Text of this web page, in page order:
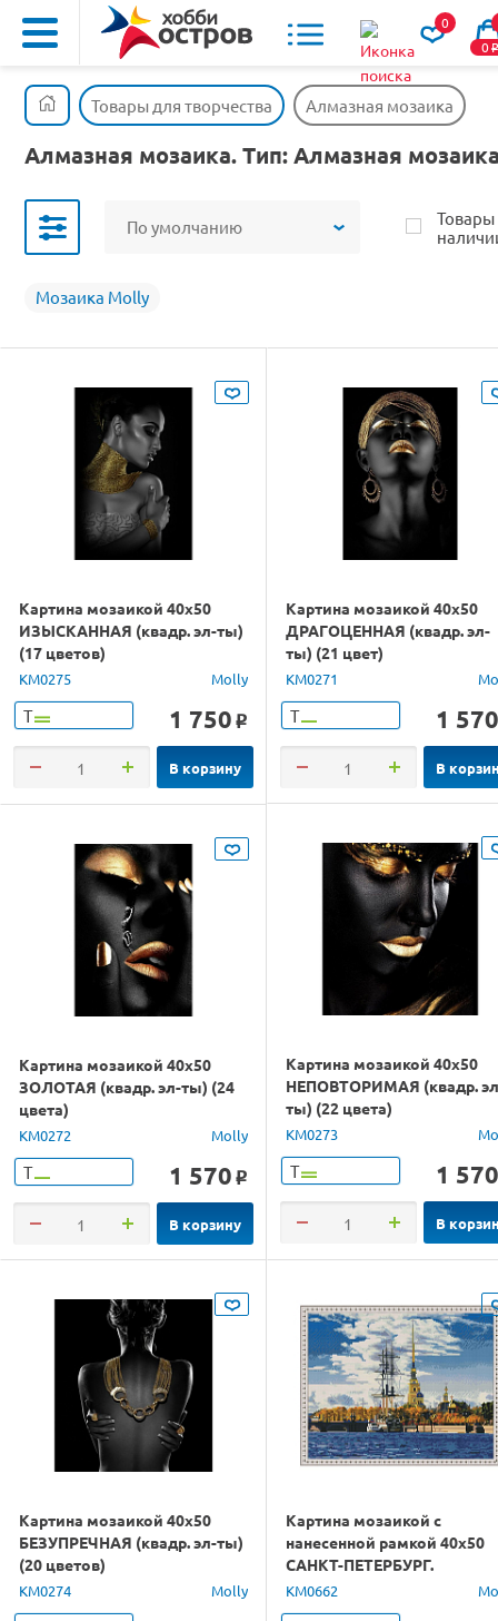
0
0o
Товары для творчества Алмазная мозаика
Алмазная мозаика. Тип: Алмазная
По умолчанию
Товары
Мозаика Molly
Картина мозаикой 40х50
ИЗЫСКАННАЯ (квадр. эл-ты)
(17 цветов)
KM0275 Molly
Т 1 750 o
В корзину
Картина мозаикой 40х50
ДРАГОЦЕННАЯ (квадр. эл-
ты) (21 цвет)
KM0271
Т 1 570
В
Картина мозаикой 40х50
ЗОЛОТАЯ (квадр. эл-ты) (24
цвета)
KM0272 Molly
Т 1 570 o
В корзину
Картина мозаикой 40х50
НЕПОВТОРИМАЯ (квадр.
ты) (22 цвета)
KM0273
Т 1 570
В
Картина мозаикой 40х50
БЕЗУПРЕЧНАЯ (квадр. эл-ты)
(20 цветов)
KM0274 Molly
Картина мозаикой с
нанесенной рамкой 40х50
САНКТ-ПЕТЕРБУРГ.
ПЕТРОПАВЛОВСКАЯ
КРЕПОСТЬ (36 цветов)
KM0662